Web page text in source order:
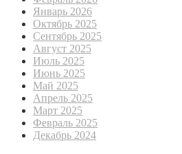
Январь 2026
Октябрь 2025
Сентябрь 2025
Август 2025
Июль 2025
Июнь 2025
Май 2025
Апрель 2025
Март 2025
Февраль 2025
Декабрь 2024